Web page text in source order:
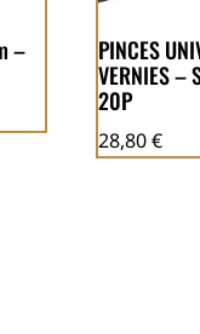
–
PINCES
VERNIES
20P
28,80€